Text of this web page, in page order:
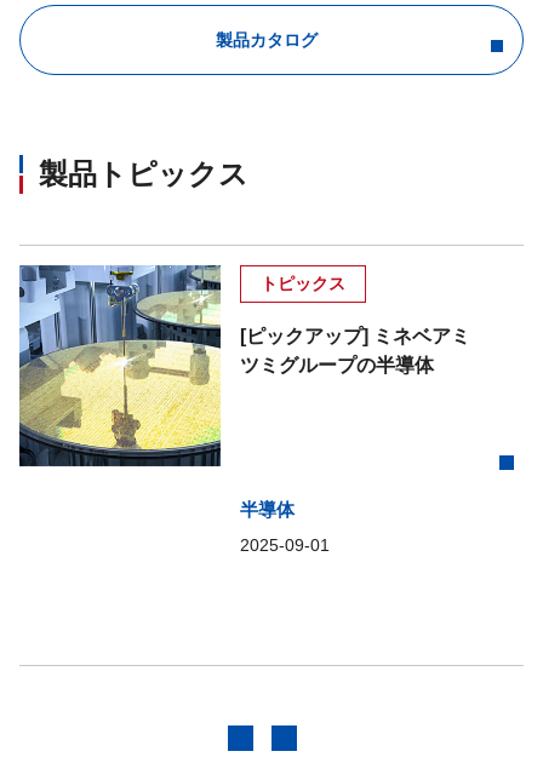
製品カタログ
製品トピックス
トピックス
[ピックアップ] ミネベアミ
ツミグループの半導体
半導体
2025-09-01